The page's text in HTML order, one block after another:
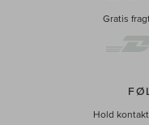
Gratis
Hold